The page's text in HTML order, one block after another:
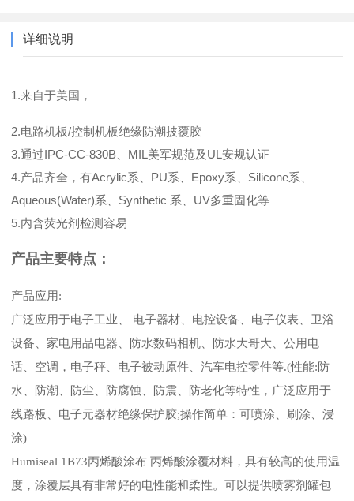
详细说明
1.来自于美国，
2.电路机板/控制机板绝缘防潮披覆胶
3.通过IPC-CC-830B、MIL美军规范及UL安规认证
4.产品齐全，有Acrylic系、PU系、Epoxy系、Silicone系、
Aqueous(Water)系、Synthetic 系、UV多重固化等
5.内含荧光剂检测容易
产品主要特点：
产品应用:
广泛应用于电子工业、 电子器材、电控设备、电子仪表、卫浴
设备、家电用品电器、防水数码相机、防水大哥大、公用电
话、空调，电子秤、电子被动原件、汽车电控零件等.(性能:防
水、防潮、防尘、防腐蚀、防震、防老化等特性，广泛应用于
线路板、电子元器材绝缘保护胶;操作简单：可喷涂、刷涂、浸
涂)
Humiseal 1B73丙烯酸涂布 丙烯酸涂覆材料，具有较高的使用温
度，涂覆层具有非常好的电性能和柔性。可以提供喷雾剂罐包